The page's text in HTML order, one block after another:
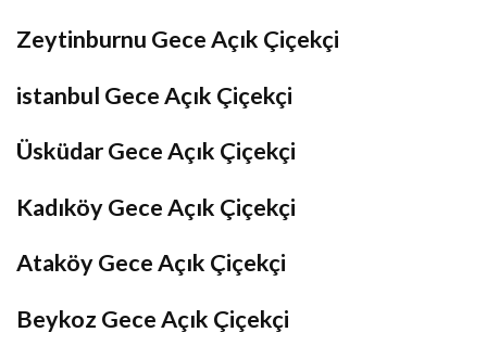
Zeytinburnu Gece Açık Çiçekçi
istanbul Gece Açık Çiçekçi
Üsküdar Gece Açık Çiçekçi
Kadıköy Gece Açık Çiçekçi
Ataköy Gece Açık Çiçekçi
Beykoz Gece Açık Çiçekçi